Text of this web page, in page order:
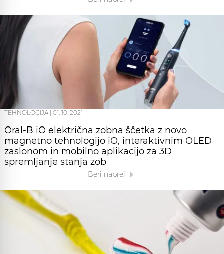
TEHNOLOGIJA 01. 10. 2021
Oral-B iO električna zobna ščetka z novo
magnetno tehnologijo iO, interaktivnim OLED
zaslonom in mobilno aplikacijo za 3D
spremljanje stanja zob
Beri naprej